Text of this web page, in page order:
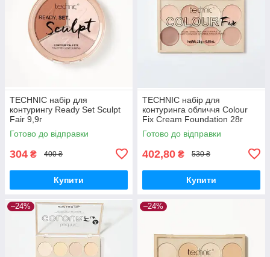
TECHNIC набір для
контурингу Ready Set Sculpt
Fair 9,9г
Готово до відправки
304 ₴ 400 ₴
Купити
TECHNIC набір для
контуринга обличчя Colour
Fix Cream Foundation 28г
Готово до відправки
402,80 ₴ 530 ₴
Купити
–24% –24%